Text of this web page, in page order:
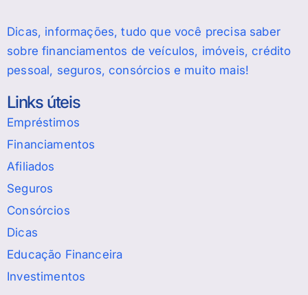
Dicas, informações, tudo que você precisa saber
sobre financiamentos de veículos, imóveis, crédito
pessoal, seguros, consórcios e muito mais!
Links úteis
Empréstimos
Financiamentos
Afiliados
Seguros
Consórcios
Dicas
Educação Financeira
Investimentos